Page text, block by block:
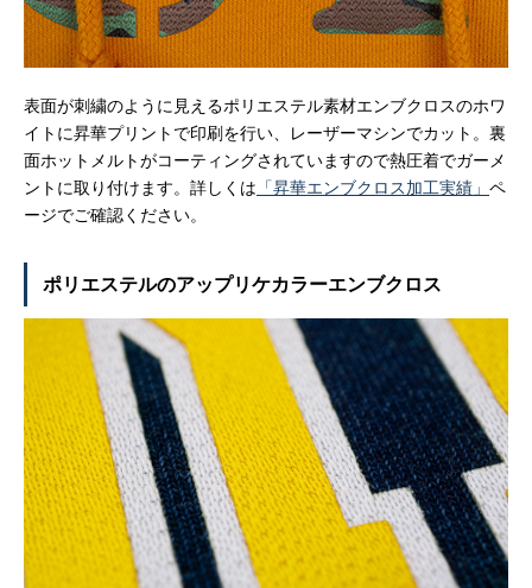
表面が刺繍のように見えるポリエステル素材エンブクロスのホワ
イトに昇華プリントで印刷を行い、レーザーマシンでカット。裏
面ホットメルトがコーティングされていますので熱圧着でガーメ
ントに取り付けます。詳しくは 「昇華エンブクロス加工実績」 ペ
ージでご確認ください。
ポリエステルのアップリケカラーエンブクロス